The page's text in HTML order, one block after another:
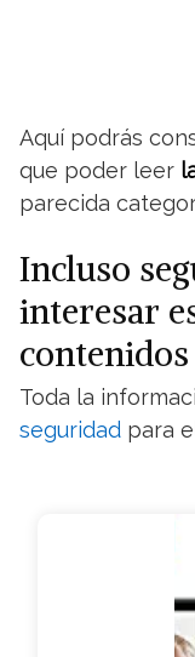
Aquí podrás
que poder leer
parecida
Incluso
interesar
Toda la
seguridad para